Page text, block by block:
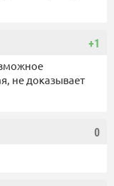
+1
не доказывает
0